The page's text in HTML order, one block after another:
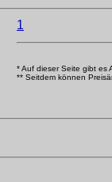
1
* Auf dieser Seite gibt es
** Seitdem können